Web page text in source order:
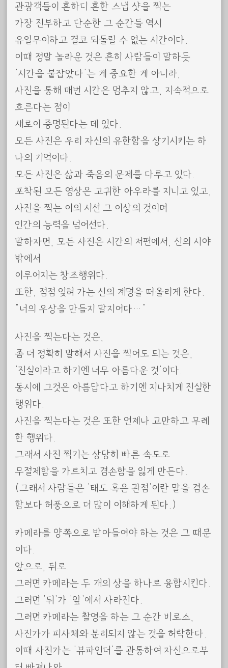
관광객들이 흔하디 흔한 스냅 샷을 찍는
가장 진부하고 단순한 그 순간들 역시
유일무이하고 결코 되돌릴 수 없는 시간이다.
이때 정말 놀라운 것은 흔히 사람들이 말하듯
‘시간을 붙잡았다’는 게 중요한 게 아니라,
사진을 통해 매번 시간은 멈추지 않고, 지속적으로
흐른다는 점이
새로이 증명된다는 데 있다.
모든 사진은 우리 자신의 유한함을 상기시키는 하
나의 기억이다.
모든 사진은 삶과 죽음의 문제를 다루고 있다.
포착된 모든 영상은 고귀한 아우라를 지니고 있고,
사진을 찍는 이의 시선 그 이상의 것이며
인간의 능력을 넘어선다.
말하자면, 모든 사진은 시간의 저편에서, 신의 시야
밖에서
이루어지는 창조행위다.
또한, 점점 잊혀 가는 신의 계명을 떠올리게 한다.
“너의 우상을 만들지 말지어다…”
사진을 찍는다는 것은,
좀 더 정확히 말해서 사진을 찍어도 되는 것은,
‘진실이라고 하기엔 너무 아름다운 것’이다.
동시에 그것은 아름답다고 하기엔 지나치게 진실한
행위다.
사진을 찍는다는 것은 또한 언제나 교만하고 무례
한 행위다.
그래서 사진 찍기는 상당히 빠른 속도로
무절제함을 가르치고 겸손함을 잃게 만든다.
(그래서 사람들은 ‘태도 혹은 관점’이란 말을 겸손
함보다 허풍으로 더 많이 이해하게 된다.)
카메라를 양쪽으로 받아들여야 하는 것은 그 때문
이다.
앞으로, 뒤로.
그러면 카메라는 두 개의 상을 하나로 융합시킨다.
그러면 ‘뒤’가 ‘앞’에서 사라진다.
그러면 카메라는 촬영을 하는 그 순간 비로소,
사진가가 피사체와 분리되지 않는 것을 허락한다.
이때 사진가는 ‘뷰파인더’를 관통하여 자신으로부